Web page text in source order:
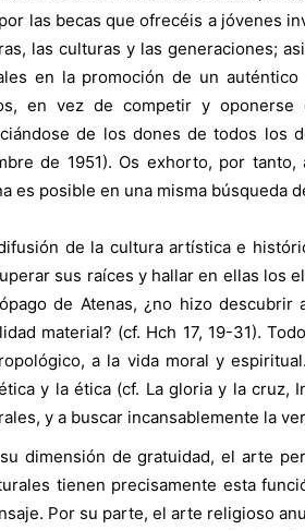
las becas que ofrecéis a jóvenes
las culturas y las generaciones;
en la promoción de un
en vez de competir y oponerse
de los dones de todos los
de 1951). Os exhorto, por
es posible en una misma búsqueda
de la cultura artística e
sus raíces y hallar en ellas los
de Atenas, ¿no hizo
material? (cf. Hch 17, 19-31).
a la vida moral y
y la ética (cf. La gloria y la cruz,
y a buscar incansablemente la
dimensión de gratuidad, el arte
tienen precisamente esta
Por su parte, el arte religioso